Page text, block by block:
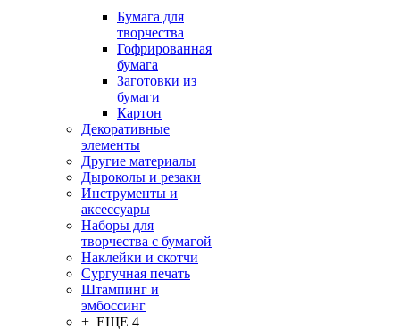
Бумага для
творчества
Гофрированная
бумага
Заготовки из
бумаги
Картон
Декоративные
элементы
Другие материалы
Дыроколы и резаки
Инструменты и
аксессуары
Наборы для
творчества с бумагой
Наклейки и скотчи
Сургучная печать
Штампинг и
эмбоссинг
+ ЕЩЕ 4